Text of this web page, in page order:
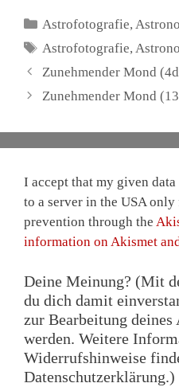
Kategorien
Astrofotografie,
Schlagwörter
Astrofotografie,
Zunehmender Mond
Zunehmender Mond
I accept that my given data
to a server in the USA
prevention through the
information on Akismet
Deine Meinung? (Mit
du dich damit
zur Bearbeitung deines
werden. Weitere
Widerrufshinweise
Datenschutzerklärung.)